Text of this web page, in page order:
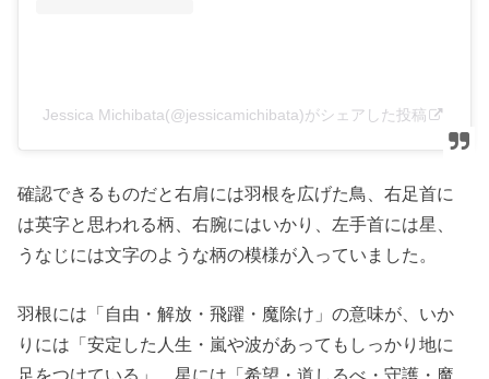
Jessica Michibata(@jessicamichibata)がシェアした投稿
確認できるものだと右肩には羽根を広げた鳥、右足首に
は英字と思われる柄、右腕にはいかり、左手首には星、
うなじには文字のような柄の模様が入っていました。
羽根には「自由・解放・飛躍・魔除け」の意味が、いか
りには「安定した人生・嵐や波があってもしっかり地に